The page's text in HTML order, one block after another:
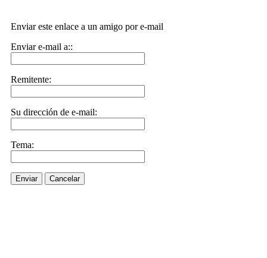
Enviar este enlace a un amigo por e-mail
Enviar e-mail a::
Remitente:
Su dirección de e-mail:
Tema:
Enviar Cancelar